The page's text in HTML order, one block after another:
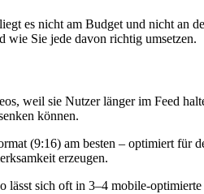
es nicht am Budget und nicht an
wie Sie jede davon richtig umsetzen.
weil sie Nutzer länger im Feed
können.
(9:16) am besten – optimiert für
erzeugen.
lässt sich oft in 3–4 mobile-